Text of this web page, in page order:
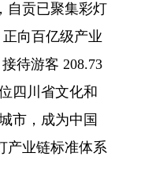
自贡已聚集彩灯
向百亿级产业
待游客 208.73
四川省文化和
市，成为中国
产业链标准体系